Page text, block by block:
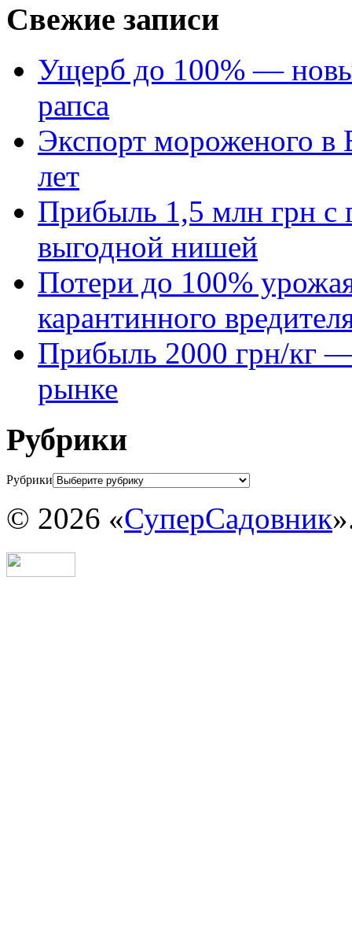
Свежие записи
Ущерб до 100% —
рапса
Экспорт мороженого в
лет
Прибыль 1,5 млн грн с
выгодной нишей
Потери до 100%
карантинного
Прибыль 2000 грн/кг —
рынке
Рубрики
Рубрики
© 2026 «СуперСадовник